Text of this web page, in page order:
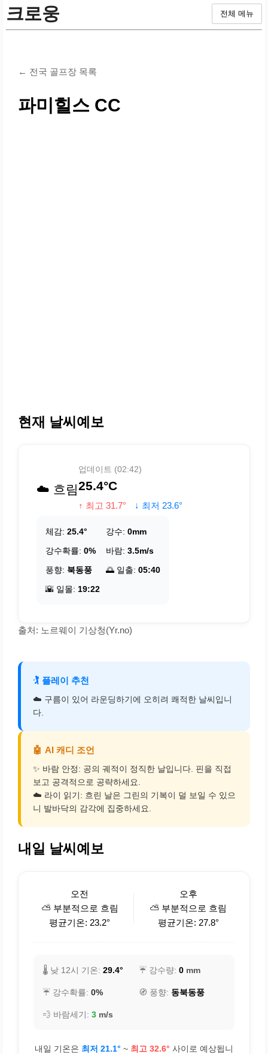
크로웅 전체 메뉴
← 전국 골프장 목록
파미힐스 CC
현재 날씨예보
☁️ 흐림
업데이트 (02:42)
25.4°C
↑ 최고 31.7° ↓ 최저 23.6°
체감: 25.4° 강수: 0mm
강수확률: 0% 바람: 3.5m/s
풍향: 북동풍 🌅 일출: 05:40
🌇 일몰: 19:22
출처: 노르웨이 기상청(Yr.no)
🏌️ 플레이 추천
☁️ 구름이 있어 라운딩하기에 오히려 쾌적한 날씨입니
다.
🤖 AI 캐디 조언
✨ 바람 안정: 공의 궤적이 정직한 날입니다. 핀을 직접
보고 공격적으로 공략하세요.
☁️ 라이 읽기: 흐린 날은 그린의 기복이 덜 보일 수 있으
니 발바닥의 감각에 집중하세요.
내일 날씨예보
오전
⛅ 부분적으로 흐림
평균기온: 23.2°
오후
⛅ 부분적으로 흐림
평균기온: 27.8°
🌡️ 낮 12시 기온: 29.4° ☔ 강수량: 0 mm
☔ 강수확률: 0% 🧭 풍향: 동북동풍
💨 바람세기: 3 m/s
내일 기온은 최저 21.1° ~ 최고 32.6° 사이로 예상됩니